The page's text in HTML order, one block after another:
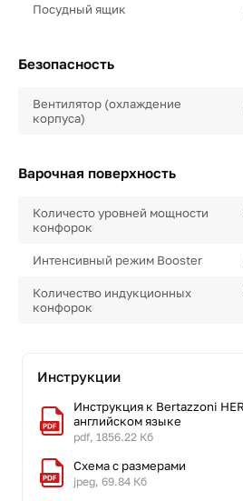
Посудный ящик
Безопасность
Вентилятор (охлаждение
корпуса)
Варочная поверхность
Количесто уровней мощности
конфорок
Интенсивный режим Booster
Количество индукционных
конфорок
Инструкции
Инструкция к Bertazzoni
английском языке
pdf, 1856.22 Кб
Схема с размерами
jpeg, 69.84 Кб